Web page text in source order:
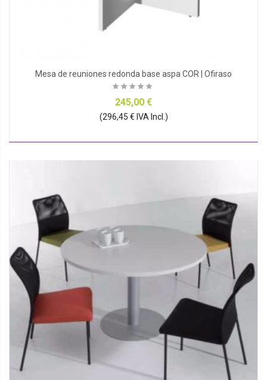
Mesa de reuniones redonda base aspa COR | Ofiraso
245,00 €
(296,45 € IVA Incl.)